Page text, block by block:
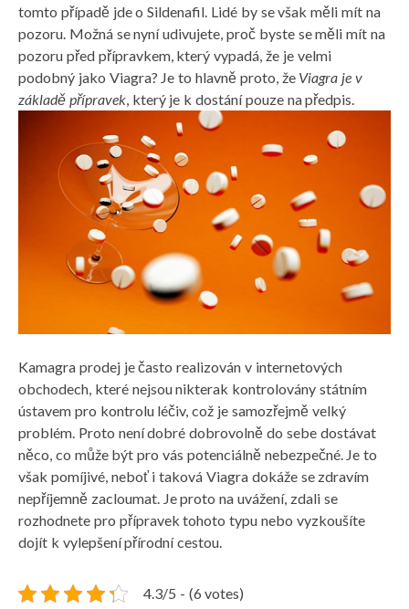
tomto případě jde o Sildenafil. Lidé by se však měli mít na
pozoru. Možná se nyní udivujete, proč byste se měli mít na
pozoru před přípravkem, který vypadá, že je velmi
podobný jako Viagra? Je to hlavně proto, že Viagra je v
základě přípravek, který je k dostání pouze na předpis.
Kamagra prodejje často realizován v internetových
obchodech, které nejsou nikterak kontrolovány státním
ústavem pro kontrolu léčiv, což je samozřejmě velký
problém. Proto není dobré dobrovolně do sebe dostávat
něco, co může být pro vás potenciálně nebezpečné. Je to
však pomíjivé, neboť i taková Viagra dokáže se zdravím
nepříjemně zacloumat. Je proto na uvážení, zdali se
rozhodnete pro přípravek tohoto typu nebo vyzkoušíte
dojít k vylepšení přírodní cestou.
4.3/5 - (6 votes)